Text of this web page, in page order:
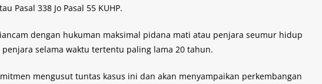
Pasal 338 Jo Pasal 55 KUHP.
dengan hukuman maksimal pidana mati atau penjara seumur hidup
selama waktu tertentu paling lama 20 tahun.
mengusut tuntas kasus ini dan akan menyampaikan perkembangan